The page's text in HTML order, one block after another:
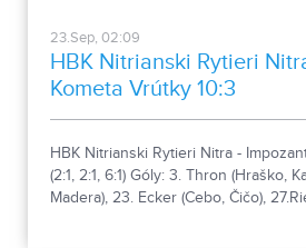
23.Sep, 02:09
HBK Nitrianski Rytieri
Kometa Vrútky 10:3
HBK Nitrianski Rytieri Nitra -
(2:1, 2:1, 6:1) Góly: 3. Thron (Hraško,
Madera), 23. Ecker (Cebo, Čičo),